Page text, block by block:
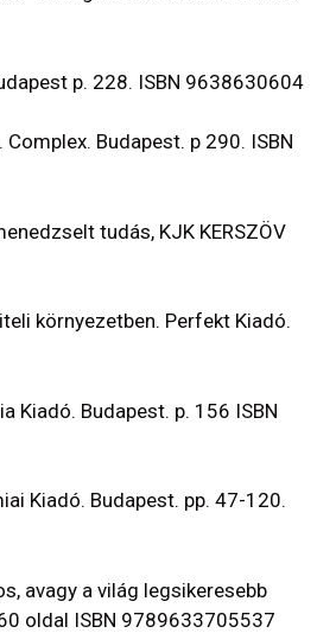
p. 228. ISBN 9638630604
Budapest. p 290. ISBN
tudás, KJK KERSZÖV
környezetben. Perfekt Kiadó.
Kiadó. Budapest. p. 156 ISBN
Kiadó. Budapest. pp. 47-120.
avagy a világ legsikeresebb
oldal ISBN 9789633705537